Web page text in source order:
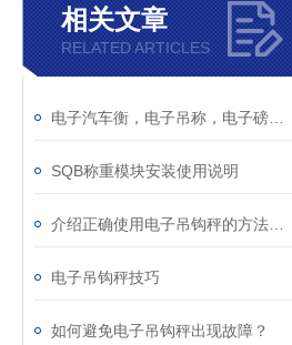
相关文章
RELATED ARTICLES
SQB称重模块安装使用说明
电子吊钩秤技巧
如何避免电子吊钩秤出现故障？